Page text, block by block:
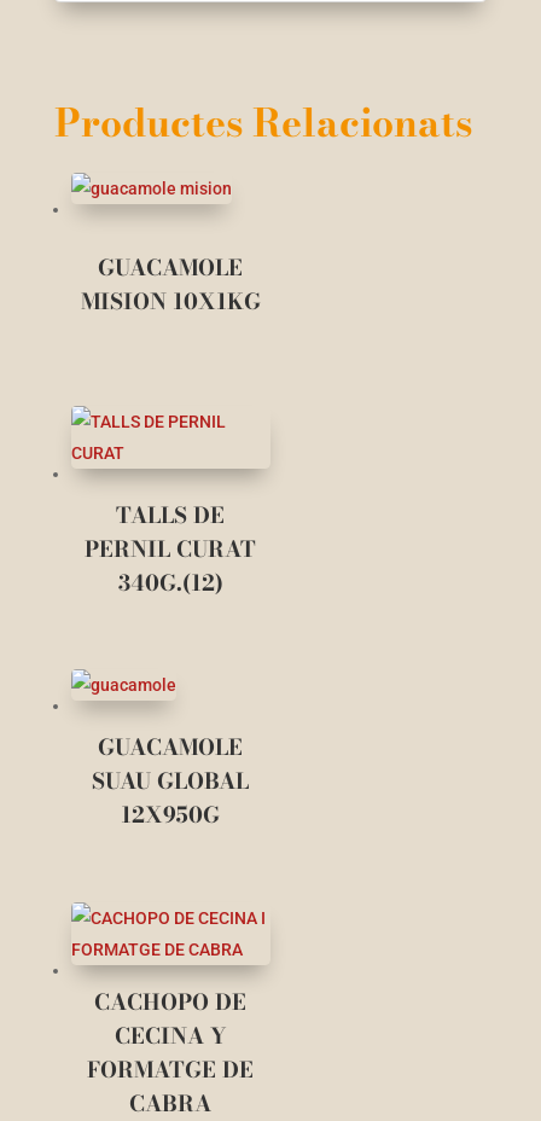
Productes Relacionats
GUACAMOLE
MISION 10X1KG
TALLS DE
PERNIL CURAT
340G.(12)
GUACAMOLE
SUAU GLOBAL
12X950G
CACHOPO DE
CECINA Y
FORMATGE DE
CABRA